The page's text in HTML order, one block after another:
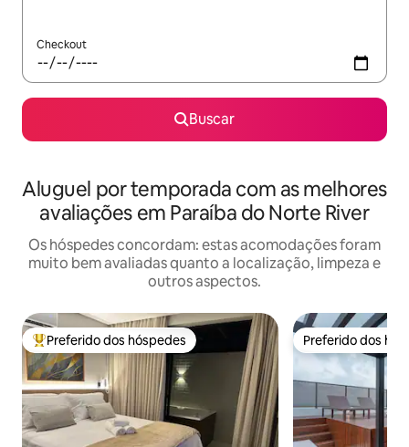
Checkout
Buscar
Aluguel por temporada com as melhores
avaliações em Paraíba do Norte River
Os hóspedes concordam: estas acomodações foram
muito bem avaliadas quanto a localização, limpeza e
outros aspectos.
Entre os melhores preferidos dos hóspedes
Preferido dos hóspedes Preferido dos
Preferido dos